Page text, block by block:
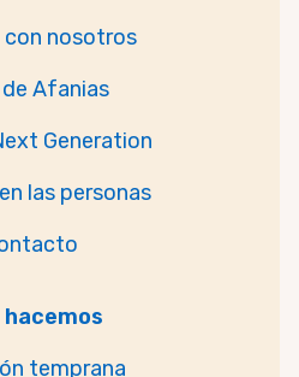
con nosotros
Afanias
Generation
las personas
hacemos
temprana